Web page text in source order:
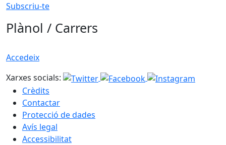
Subscriu-te
Plànol / Carrers
Accedeix
Xarxes socials:
Crèdits
Contactar
Protecció de dades
Avís legal
Accessibilitat